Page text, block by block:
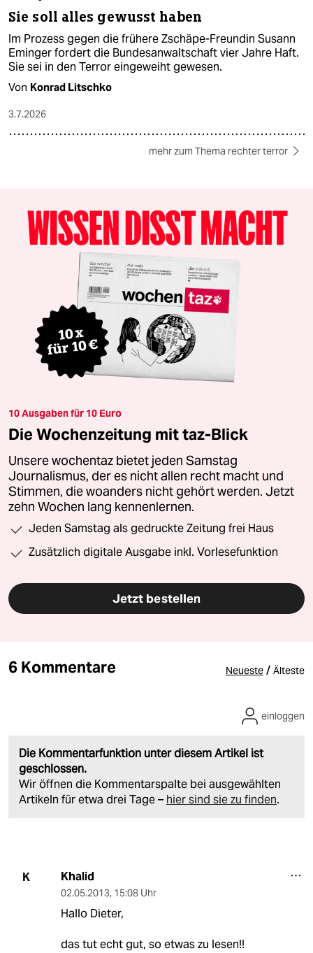
Sie soll alles gewusst haben
Im Prozess gegen die frühere Zschäpe-Freundin Susann
Eminger fordert die Bundesanwaltschaft vier Jahre Haft.
Sie sei in den Terror eingeweiht gewesen.
Von Konrad Litschko
3.7.2026
mehr zum Thema rechter terror
10 Ausgaben für 10 Euro
Die Wochenzeitung mit taz-Blick
Unsere wochentaz bietet jeden Samstag
Journalismus, der es nicht allen recht macht und
Stimmen, die woanders nicht gehört werden. Jetzt
zehn Wochen lang kennenlernen.
Jeden Samstag als gedruckte Zeitung frei Haus
Zusätzlich digitale Ausgabe inkl. Vorlesefunktion
Jetzt bestellen
6 Kommentare Neueste / Älteste
Die Kommentarfunktion unter diesem Artikel ist
geschlossen.
Wir öffnen die Kommentarspalte bei ausgewählten
Artikeln für etwa drei Tage – hier sind sie zu finden.
einloggen
K Khalid
02.05.2013, 15:08 Uhr
Hallo Dieter,
das tut echt gut, so etwas zu lesen!!